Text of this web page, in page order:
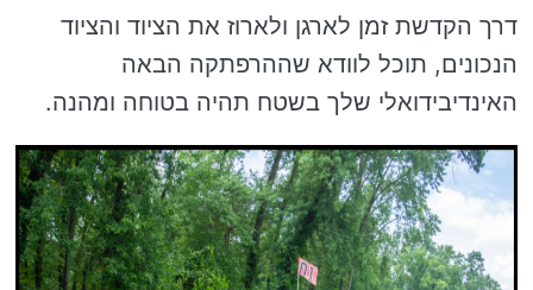
דרך הקדשת זמן לארגן ולארוז את הציוד והציוד
הנכונים, תוכל לוודא שההרפתקה הבאה
האינדיבידואלי שלך בשטח תהיה בטוחה ומהנה.